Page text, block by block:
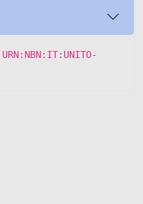
URN:NBN:IT:UNITO-